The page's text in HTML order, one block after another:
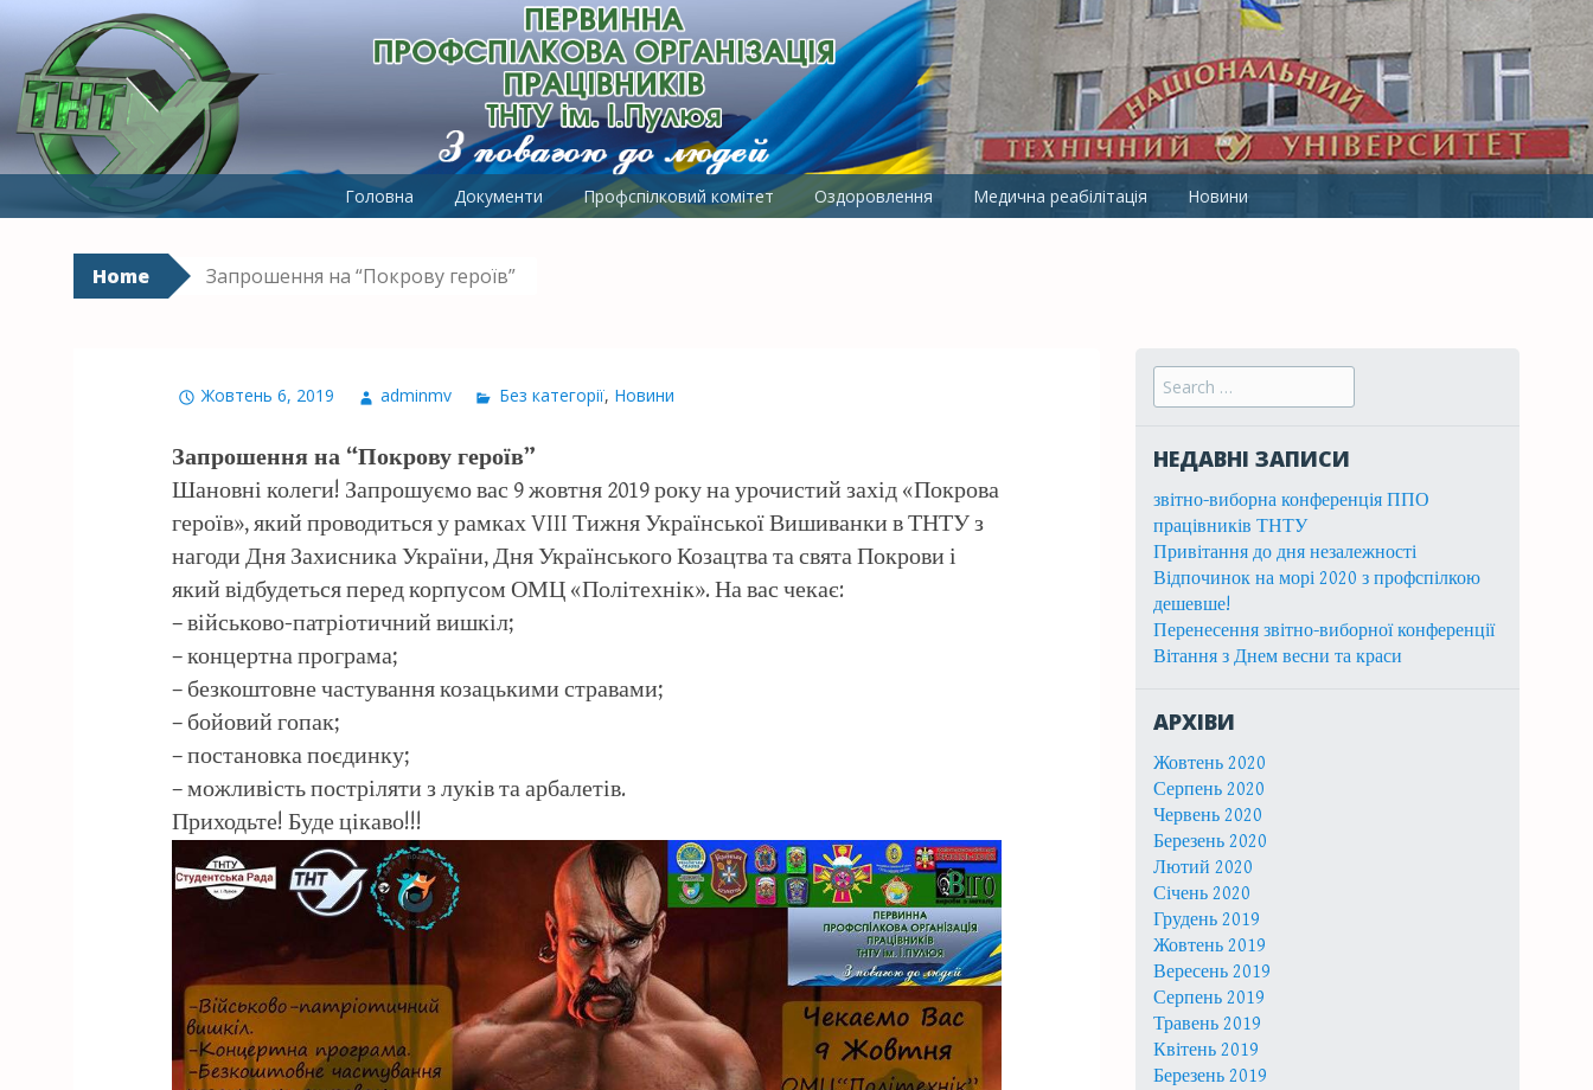
ПЕРВИННА ПРОФСПІЛКОВА ОРГАНІЗАЦІЯ ПРАЦІВНИКІВ ТНТУ ІМ. І.ПУЛЮЯ
З повагою до людей
Skip to content Головна Документи Профспілковий комітет Оздоровлення Медична реабілітація Новини
Home Запрошення на “Покрову героїв”
Жовтень 6, 2019 adminmv Без категорії, Новини
Запрошення на “Покрову героїв”
Шановні колеги! Запрошуємо вас 9 жовтня 2019 року на урочистий захід «Покрова
героїв», який проводиться у рамках VIII Тижня Української Вишиванки в ТНТУ з
нагоди Дня Захисника України, Дня Українського Козацтва та свята Покрови і
який відбудеться перед корпусом ОМЦ «Політехнік». На вас чекає:
– військово-патріотичний вишкіл;
– концертна програма;
– безкоштовне частування козацькими стравами;
– бойовий гопак;
– постановка поєдинку;
– можливість постріляти з луків та арбалетів.
Приходьте! Буде цікаво!!!
Search for:
НЕДАВНІ ЗАПИСИ
звітно-виборна конференція ППО
працівників ТНТУ
Привітання до дня незалежності
Відпочинок на морі 2020 з профспілкою
дешевше!
Перенесення звітно-виборної конференції
Вітання з Днем весни та краси
АРХІВИ
Жовтень 2020
Серпень 2020
Червень 2020
Березень 2020
Лютий 2020
Січень 2020
Грудень 2019
Жовтень 2019
Вересень 2019
Серпень 2019
Травень 2019
Квітень 2019
Березень 2019